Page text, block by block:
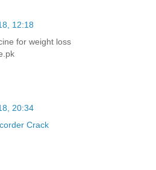
12:18
for weight loss
20:34
Crack